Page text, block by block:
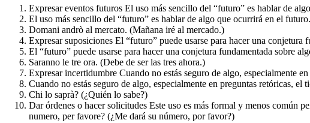
Expresar eventos futuros El uso más sencillo del “futuro” es hablar de
El uso más sencillo del “futuro” es hablar de algo que ocurrirá en el
Domani andrò al mercato. (Mañana iré al mercado.)
Expresar suposiciones El “futuro” puede usarse para hacer una
El “futuro” puede usarse para hacer una conjetura fundamentada sobre
Saranno le tre ora. (Debe de ser las tres ahora.)
Expresar incertidumbre Cuando no estás seguro de algo, especialmente
Cuando no estás seguro de algo, especialmente en preguntas retóricas,
Chi lo saprà? (¿Quién lo sabe?)
Dar órdenes o hacer solicitudes Este uso es más formal y menos común
numero, per favore? (¿Me dará su número, por favor?)